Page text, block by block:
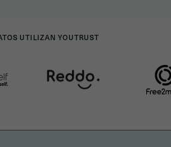
UTILIZAN YOUTRUST